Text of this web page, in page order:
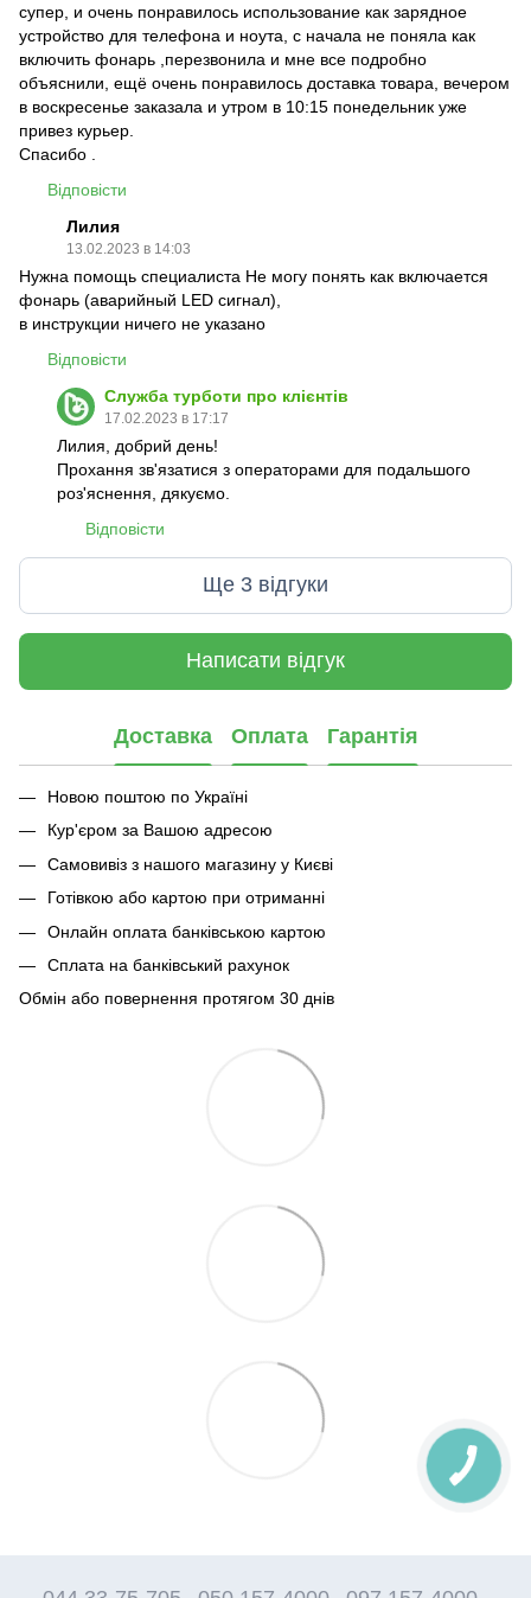
супер, и очень понравилось использование как зарядное
устройство для телефона и ноута, с начала не поняла как
включить фонарь ,перезвонила и мне все подробно
объяснили, ещё очень понравилось доставка товара, вечером
в воскресенье заказала и утром в 10:15 понедельник уже
привез курьер.
Спасибо .
Відповісти
Лилия
13.02.2023 в 14:03
Нужна помощь специалиста Не могу понять как включается
фонарь (аварийный LED сигнал),
в инструкции ничего не указано
Відповісти
Служба турботи про клієнтів
17.02.2023 в 17:17
Лилия, добрий день!
Прохання зв'язатися з операторами для подальшого
роз'яснення, дякуємо.
Відповісти
Ще 3 відгуки
Написати відгук
Доставка Оплата Гарантія
Новою поштою по Україні
Кур'єром за Вашою адресою
Самовивіз з нашого магазину у Києві
Готівкою або картою при отриманні
Онлайн оплата банківською картою
Сплата на банківський рахунок
Обмін або повернення протягом 30 днів